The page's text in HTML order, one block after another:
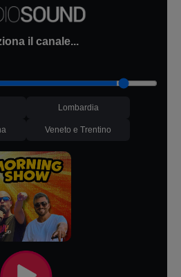
il canale...
Lombardia
Veneto e Trentino